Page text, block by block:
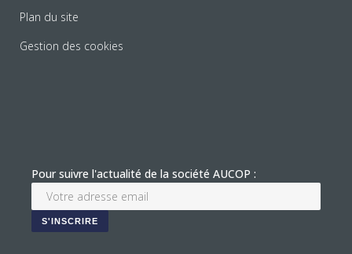
Plan du site
Gestion des cookies
Pour suivre l'actualité de la société AUCOP :